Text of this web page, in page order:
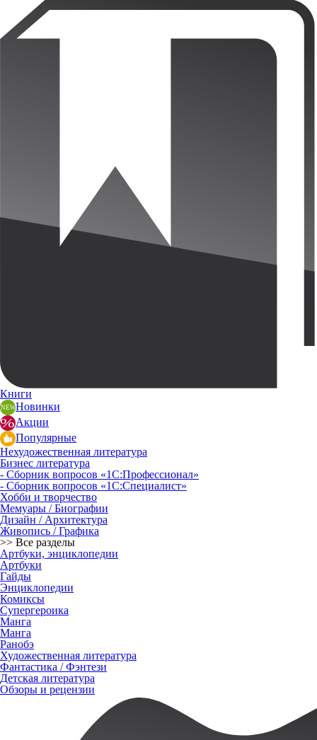
Книги
Новинки
Акции
Популярные
Нехудожественная литература
Бизнес литература
- Сборник вопросов «1С:Профессионал»
- Сборник вопросов «1С:Специалист»
Хобби и творчество
Мемуары / Биографии
Дизайн / Архитектура
Живопись / Графика
>> Все разделы
Артбуки, энциклопедии
Артбуки
Гайды
Энциклопедии
Комиксы
Супергероика
Манга
Манга
Ранобэ
Художественная литература
Фантастика / Фэнтези
Детская литература
Обзоры и рецензии